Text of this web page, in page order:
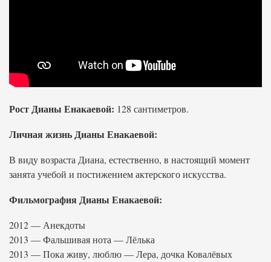
Рост Дианы Енакаевой: 128 сантиметров.
Личная жизнь Дианы Енакаевой:
В виду возраста Диана, естественно, в настоящий момент
занята учебой и постижением актерского искусства.
Фильмография Дианы Енакаевой:
2012 — Анекдоты
2013 — Фальшивая нота — Лёлька
2013 — Пока живу, люблю — Лера, дочка Ковалёвых